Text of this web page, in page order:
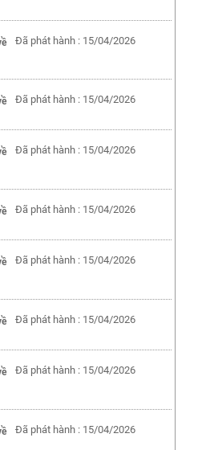
Đã phát hành : 15/04/2026
Đã phát hành : 15/04/2026
Đã phát hành : 15/04/2026
Đã phát hành : 15/04/2026
Đã phát hành : 15/04/2026
Đã phát hành : 15/04/2026
Đã phát hành : 15/04/2026
Đã phát hành : 15/04/2026